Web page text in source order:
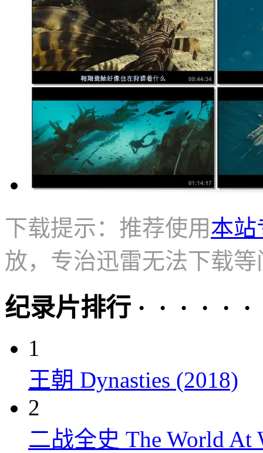
下载提示：推荐使用本站
放，专治迅雷无法下载等
纪录片排行 · · · · · ·
1
王朝 Dynasties (2018)
2
二战全史 The World At